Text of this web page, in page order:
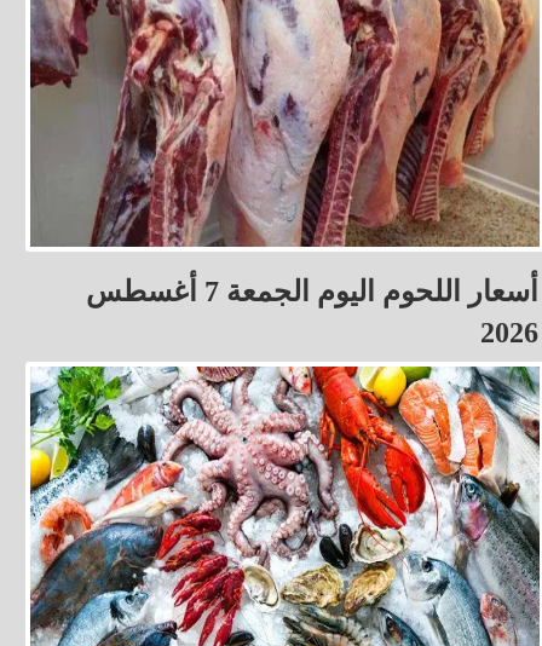
أسعار اللحوم اليوم الجمعة 7 أغسطس
2026